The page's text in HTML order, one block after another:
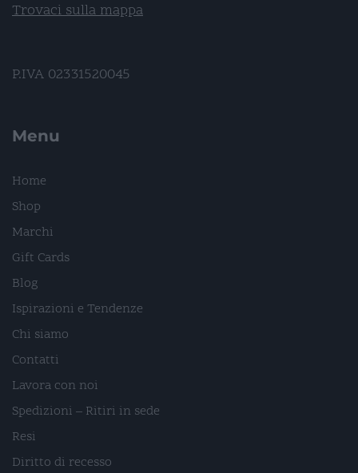
Trovaci sulla mappa
P.IVA 02331520045
Menu
Home
Shop
Marchi
Gift Cards
Blog
Ispirazioni e Tendenze
Chi siamo
Contatti
Lavora con noi
Spedizioni – Ritiri in sede
Resi
Diritto di recesso